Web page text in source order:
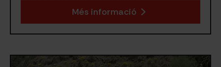
Més informació